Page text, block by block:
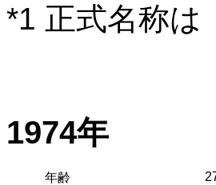
*1 正式名称は
1974年
年齢